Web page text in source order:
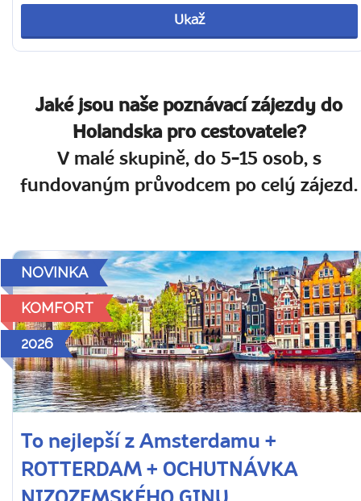
Ukaž
Jaké jsou naše poznávací zájezdy do
Holandska pro cestovatele?
V malé skupině, do 5-15 osob, s
fundovaným průvodcem po celý zájezd.
NOVINKA
KOMFORT
2026
To nejlepší z Amsterdamu +
ROTTERDAM + OCHUTNÁVKA